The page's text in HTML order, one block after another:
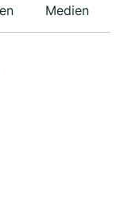
Medien